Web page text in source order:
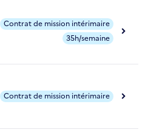
Contrat de mission intérimaire
35h/semaine
Contrat de mission intérimaire